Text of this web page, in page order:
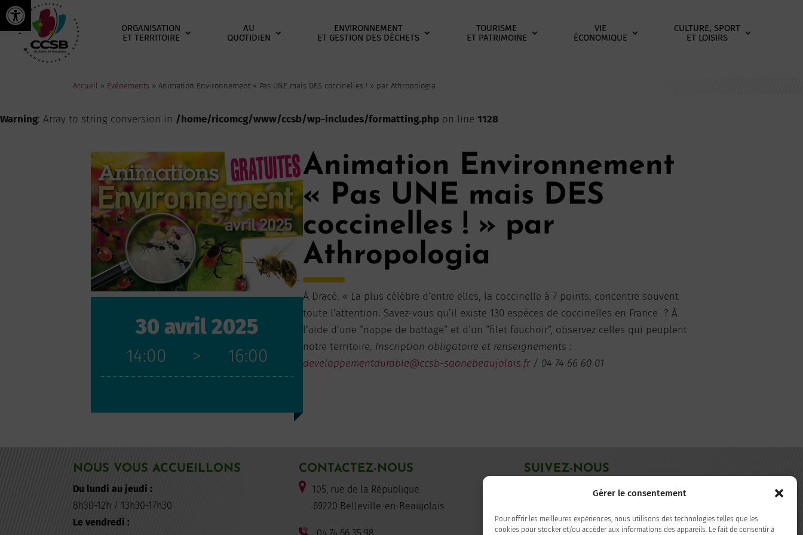
Ouvrir la barre d’outils
Gérer le consentement
Pour offrir les meilleures expériences, nous utilisons des technologies telles que les
cookies pour stocker et/ou accéder aux informations des appareils. Le fait de consentir à
ORGANISATION
ET TERRITOIRE
AU
QUOTIDIEN
ENVIRONNEMENT
ET GESTION DES DÉCHETS
TOURISME
ET PATRIMOINE
VIE
ÉCONOMIQUE
CULTURE, SPORT
ET LOISIRS
Accueil » Événements » Animation Environnement « Pas UNE mais DES coccinelles ! » par Athropologia
Warning: Array to string conversion in /home/ricomcg/www/ccsb/wp-includes/formatting.php on line 1128
30 avril 2025
14:00 > 16:00
Animation Environnement
« Pas UNE mais DES
coccinelles ! » par
Athropologia
À Dracé. « La plus célèbre d’entre elles, la coccinelle à 7 points, concentre souvent
toute l’attention. Savez-vous qu’il existe 130 espèces de coccinelles en France ? À
l’aide d’une “nappe de battage” et d’un “filet fauchoir”, observez celles qui peuplent
notre territoire. Inscription obligatoire et renseignements :
developpementdurable@ccsb-saonebeaujolais.fr/ 04 74 66 60 01
NOUS VOUS ACCUEILLONS
Du lundi au jeudi :
8h30-12h / 13h30-17h30
Le vendredi :
CONTACTEZ-NOUS
105, rue de la République
69220 Belleville-en-Beaujolais
04 74 66 35 98
SUIVEZ-NOUS